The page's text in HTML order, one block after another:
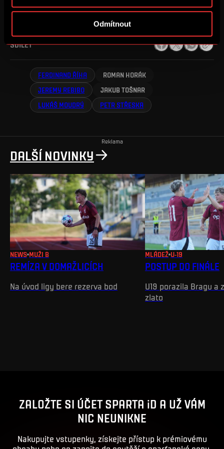
Odmítnout
SDÍLET
FERDINAND ŘÍHA
ROMAN HORÁK
JEREMY REBIBO
JAKUB TOŠNAR
LUKÁŠ MOUDRÝ
PETR STŘESKA
Reklama
DALŠÍ NOVINKY
NEWS MUŽI B
REMÍZA V DOMAŽLICÍCH
Na úvod ligy bere rezerva bod
MLÁDEŽ U-19
POSTUP DO FINÁLE
U19 porazila Bragu a
zlato
ZALOŽTE SI ÚČET SPARTA iD A UŽ VÁM
NIC NEUNIKNE
Nakupujte vstupenky, získejte přístup k prémiovému